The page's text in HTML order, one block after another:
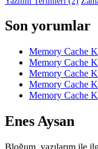
Son yorumlar
Memory Cache
Memory Cache
Memory Cache
Memory Cache
Memory Cache
Enes Aysan